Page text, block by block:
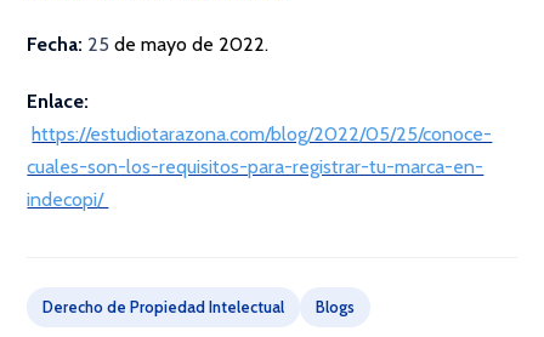
Fecha: 25 de mayo de 2022.
Enlace:
https://estudiotarazona.com/blog/2022/05/25/conoce-
cuales-son-los-requisitos-para-registrar-tu-marca-en-
indecopi/
Derecho de Propiedad Intelectual Blogs